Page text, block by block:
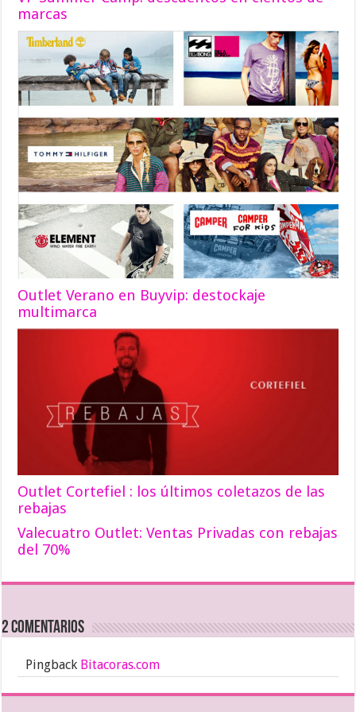
marcas
Outlet Verano en Buyvip: destockaje
multimarca
Outlet Cortefiel : los últimos coletazos de las
rebajas
Valecuatro Outlet: Ventas Privadas con rebajas
del 70%
2 comentarios
Pingback Bitacoras.com